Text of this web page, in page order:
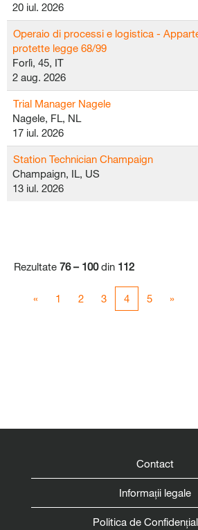
20 iul. 2026
Operaio di processi e logistica -
protette legge 68/99
Forlì, 45, IT
2 aug. 2026
Trial Manager Nagele
Nagele, FL, NL
17 iul. 2026
Station Technician Champaign
Champaign, IL, US
13 iul. 2026
Rezultate 76 – 100din 112
« 1 2 3 4 5 »
Contact
Informații legale
Politica de